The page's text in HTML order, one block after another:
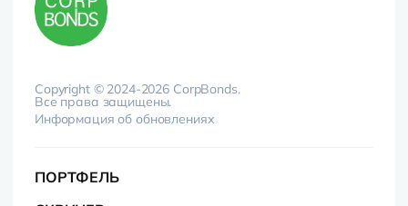
Copyright © 2024-2026 CorpBonds.
Все права защищены.
Информация об обновлениях
ПОРТФЕЛЬ